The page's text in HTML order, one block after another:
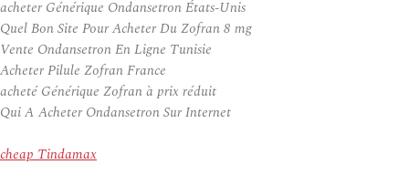
acheter Générique Ondansetron États-Unis
Quel Bon Site Pour Acheter Du Zofran 8 mg
Vente Ondansetron En Ligne Tunisie
Acheter Pilule Zofran France
acheté Générique Zofran à prix réduit
Qui A Acheter Ondansetron Sur Internet
cheap Tindamax